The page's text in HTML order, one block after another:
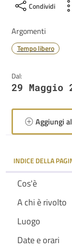
Condividi
Argomenti
Tempo libero
Dal:
29 Maggio
Aggiungi
INDICE DELLA
Cos'è
A chi è rivolto
Luogo
Date e orari